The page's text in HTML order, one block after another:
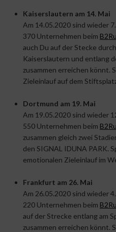
Kaiserslautern am 14. Mai
Am 14.05.2020 sind wieder
370 Unternehmen beim
auch Du auf der Stecke
Kaiserslautern und entlang
zusammen erreichen könnt.
Zieleinlauf auf dem
Dortmund am 19. Mai
Am 19.05.2020 sind wieder
550 Unternehmen beim
zusammen gleich zwei
den SIGNAL IDUNA PARK.
emotionalen Zieleinlauf im
Frankfurt am 26. Mai
Am 26.05.2020 sind wieder
220 Unternehmen beim
auf der Strecke entlang am
zusammen erreichen könnt.